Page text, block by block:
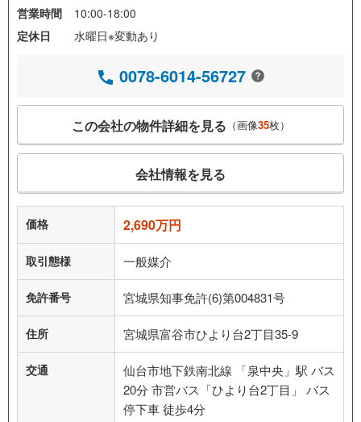
営業時間
10:00-18:00
定休日
水曜日※変動あり
0078-6014-56727
この会社の物件詳細を見る （画像35枚）
会社情報を見る
価格 2,690万円
取引態様 一般媒介
免許番号 宮城県知事免許(6)第004831号
住所 宮城県富谷市ひより台2丁目35-9
交通
仙台市地下鉄南北線 「泉中央」駅 バス
20分 市営バス「ひより台2丁目」 バス
停下車 徒歩4分